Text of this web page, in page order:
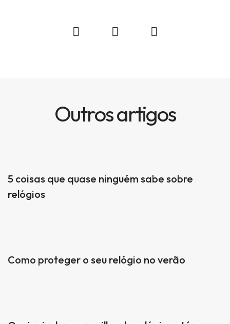
Outros artigos
5 coisas que quase ninguém sabe sobre
relógios
Como proteger o seu relógio no verão